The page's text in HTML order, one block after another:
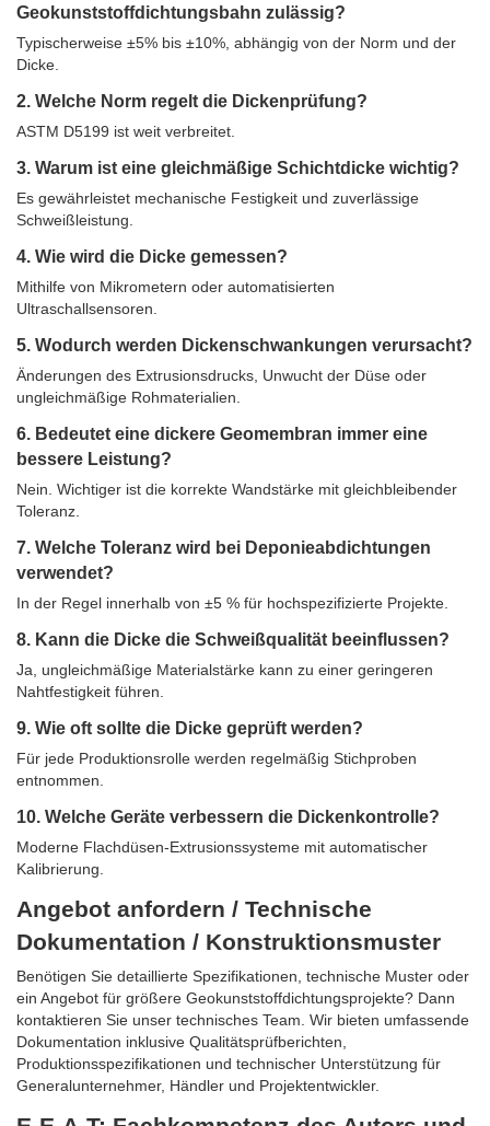
Geokunststoffdichtungsbahn zulässig?
Typischerweise ±5% bis ±10%, abhängig von der Norm und der
Dicke.
2. Welche Norm regelt die Dickenprüfung?
ASTM D5199 ist weit verbreitet.
3. Warum ist eine gleichmäßige Schichtdicke wichtig?
Es gewährleistet mechanische Festigkeit und zuverlässige
Schweißleistung.
4. Wie wird die Dicke gemessen?
Mithilfe von Mikrometern oder automatisierten
Ultraschallsensoren.
5. Wodurch werden Dickenschwankungen verursacht?
Änderungen des Extrusionsdrucks, Unwucht der Düse oder
ungleichmäßige Rohmaterialien.
6. Bedeutet eine dickere Geomembran immer eine
bessere Leistung?
Nein. Wichtiger ist die korrekte Wandstärke mit gleichbleibender
Toleranz.
7. Welche Toleranz wird bei Deponieabdichtungen
verwendet?
In der Regel innerhalb von ±5 % für hochspezifizierte Projekte.
8. Kann die Dicke die Schweißqualität beeinflussen?
Ja, ungleichmäßige Materialstärke kann zu einer geringeren
Nahtfestigkeit führen.
9. Wie oft sollte die Dicke geprüft werden?
Für jede Produktionsrolle werden regelmäßig Stichproben
entnommen.
10. Welche Geräte verbessern die Dickenkontrolle?
Moderne Flachdüsen-Extrusionssysteme mit automatischer
Kalibrierung.
Angebot anfordern / Technische
Dokumentation / Konstruktionsmuster
Benötigen Sie detaillierte Spezifikationen, technische Muster oder
ein Angebot für größere Geokunststoffdichtungsprojekte? Dann
kontaktieren Sie unser technisches Team. Wir bieten umfassende
Dokumentation inklusive Qualitätsprüfberichten,
Produktionsspezifikationen und technischer Unterstützung für
Generalunternehmer, Händler und Projektentwickler.